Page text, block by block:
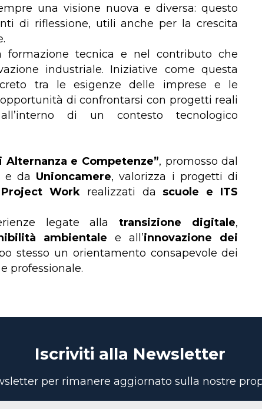
una visione nuova e diversa: questo
di riflessione, utili anche per la crescita
formazione tecnica e nel contributo che
industriale. Iniziative come questa
tra le esigenze delle imprese e le
di confrontarsi con progetti reali
di un contesto tecnologico
e Competenze”, promosso dal
e da Unioncamere, valorizza i progetti di
Workrealizzati da scuole e ITS
legate allatransizione digitale,
ambientale e all’innovazione dei
stesso un orientamento consapevole dei
professionale.
Iscriviti alla Newsletter
per rimanere aggiornato sulla nostre